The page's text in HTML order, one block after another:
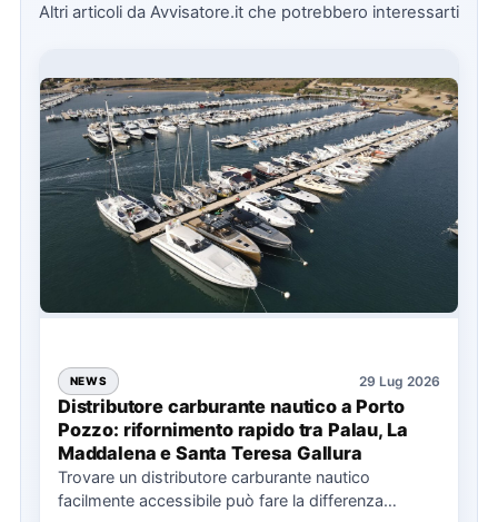
Altri articoli da Avvisatore.it che potrebbero interessarti
NEWS 29 Lug 2026
Distributore carburante nautico a Porto
Pozzo: rifornimento rapido tra Palau, La
Maddalena e Santa Teresa Gallura
Trovare un distributore carburante nautico
facilmente accessibile può fare la differenza